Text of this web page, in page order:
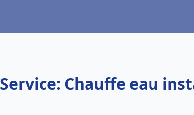
Service: Chauffe eau